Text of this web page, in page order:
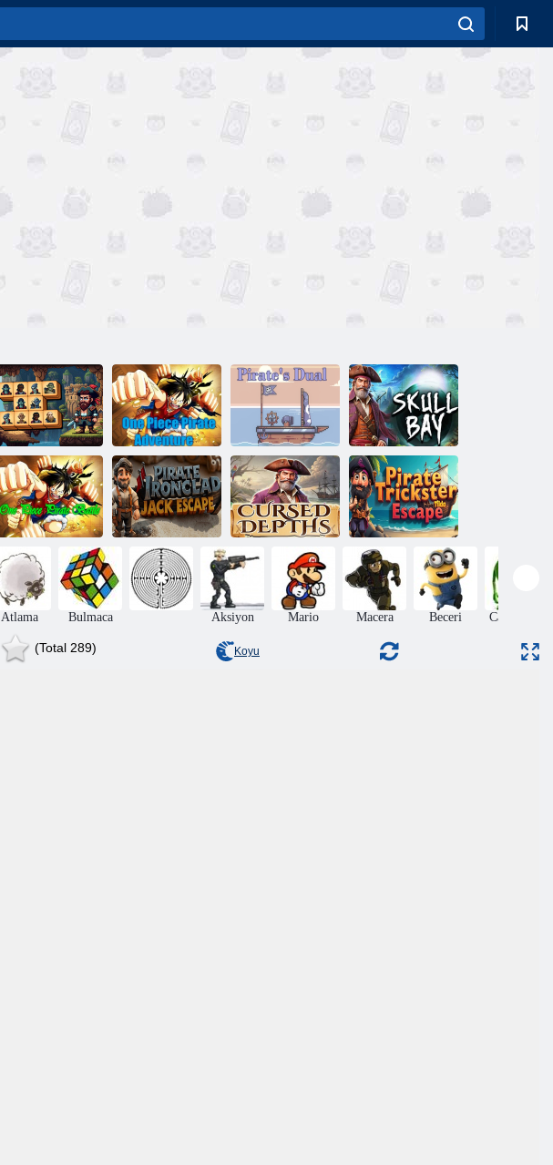
Korsanlar
Mahjong
Tek Parça
Korsan
Macerası
Korsanın İkilisi Kafatası Körfezi
Tek Parça
Korsan Savaşı
Korsan Ironclad
Jack'ten Kaçış
Lanetli
Derinlikler
Korsan
Düzenbaz Tilda
Kaçış
Atlama Bulmaca Aksiyon Mario Macera Beceri Canavarlar
(Total 289) Koyu